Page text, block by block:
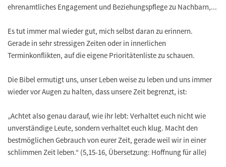
ehrenamtliches Engagement und Beziehungspflege zu Nachbarn,...
Es tut immer mal wieder gut, mich selbst daran zu erinnern.
Gerade in sehr stressigen Zeiten oder in innerlichen
Terminkonflikten, auf die eigene Prioritätenliste zu schauen.
Die Bibel ermutigt uns, unser Leben weise zu leben und uns immer
wieder vor Augen zu halten, dass unsere Zeit begrenzt, ist:
„Achtet also genau darauf, wie ihr lebt: Verhaltet euch nicht wie
unverständige Leute, sondern verhaltet euch klug. Macht den
bestmöglichen Gebrauch von eurer Zeit, gerade weil wir in einer
schlimmen Zeit leben.“ (5,15-16, Übersetzung: Hoffnung für alle)